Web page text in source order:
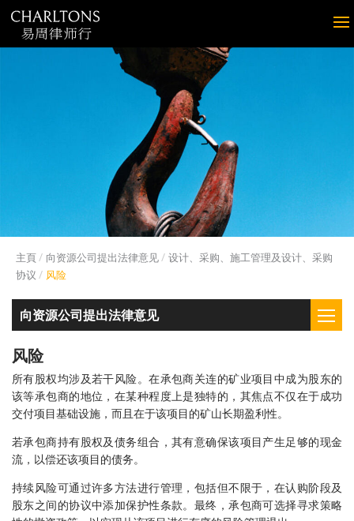
主頁 向资源公司提出法律意见
设计、采购、施工管理及设计、采购
协议
风险
向资源公司提出法律意见
风险
所有股权均涉及若干风险。在承包商关连的矿业项目中成为股东的
该等承包商的地位，在某种程度上是独特的，其焦点不仅在于成功
交付项目基础设施，而且在于该项目的矿山长期盈利性。
若承包商持有股权及债务组合，其有意确保该项目产生足够的现金
流，以偿还该项目的债务。
持续风险可通过许多方法进行管理，包括但不限于，在认购阶段及
股东之间的协议中添加保护性条款。最终，承包商可选择寻求策略